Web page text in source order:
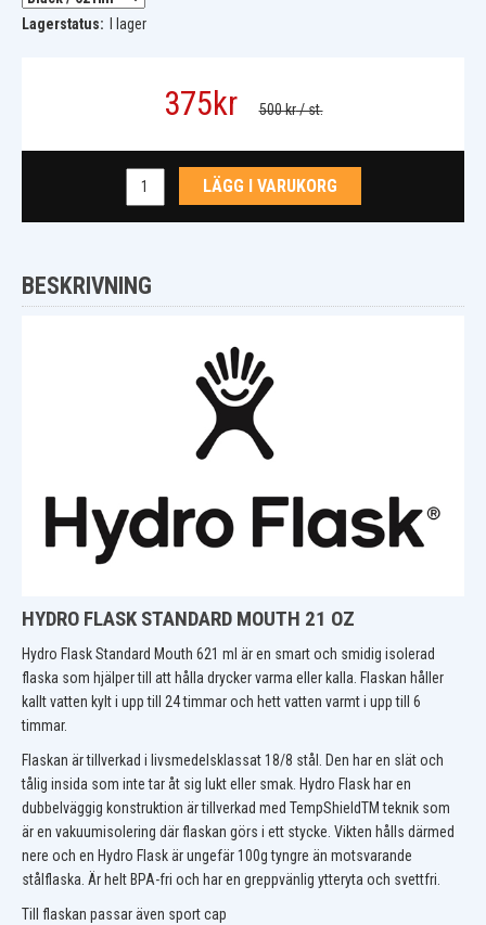
Lagerstatus: I lager
375kr 500 kr/ st.
LÄGG I VARUKORG
BESKRIVNING
HYDRO FLASK STANDARD MOUTH 21 OZ
Hydro Flask Standard Mouth 621 ml är en smart och smidig isolerad
flaska som hjälper till att hålla drycker varma eller kalla. Flaskan håller
kallt vatten kylt i upp till 24 timmar och hett vatten varmt i upp till 6
timmar.
Flaskan är tillverkad i livsmedelsklassat 18/8 stål. Den har en slät och
tålig insida som inte tar åt sig lukt eller smak. Hydro Flask har en
dubbelväggig konstruktion är tillverkad med TempShieldTM teknik som
är en vakuumisolering där flaskan görs i ett stycke. Vikten hålls därmed
nere och en Hydro Flask är ungefär 100g tyngre än motsvarande
stålflaska. Är helt BPA-fri och har en greppvänlig ytteryta och svettfri.
Till flaskan passar även sport cap